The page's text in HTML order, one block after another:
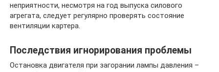
неприятности, несмотря на год выпуска силового
агрегата, следует регулярно проверять состояние
вентиляции картера.
Последствия игнорирования проблемы
Остановка двигателя при загорании лампы давления –